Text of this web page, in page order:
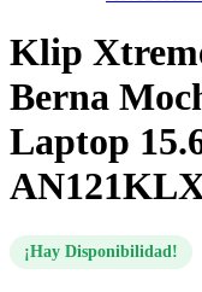
Klip
Berna
Laptop
¡Hay Disponibilidad!